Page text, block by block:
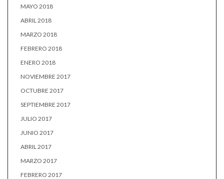
MAYO 2018
ABRIL 2018
MARZO 2018
FEBRERO 2018
ENERO 2018
NOVIEMBRE 2017
OCTUBRE 2017
SEPTIEMBRE 2017
JULIO 2017
JUNIO 2017
ABRIL 2017
MARZO 2017
FEBRERO 2017